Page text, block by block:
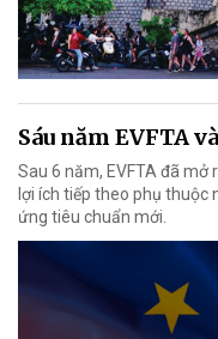
Sáu năm EVFTA
Sau 6 năm, EVFTA đã mở
lợi ích tiếp theo phụ thuộc
ứng tiêu chuẩn mới.